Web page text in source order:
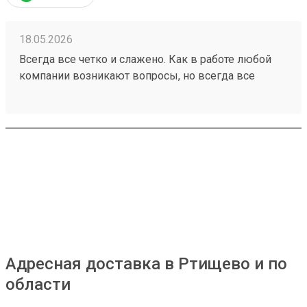
доставки. Заказ №260458209
18.05.2026
Всегда все четко и слажено. Как в работе любой
компании возникают вопросы, но всегда все
Адресная доставка в Ртищево и по
области